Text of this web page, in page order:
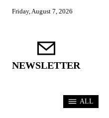
Friday, August 7, 2026
NEWSLETTER
ALL